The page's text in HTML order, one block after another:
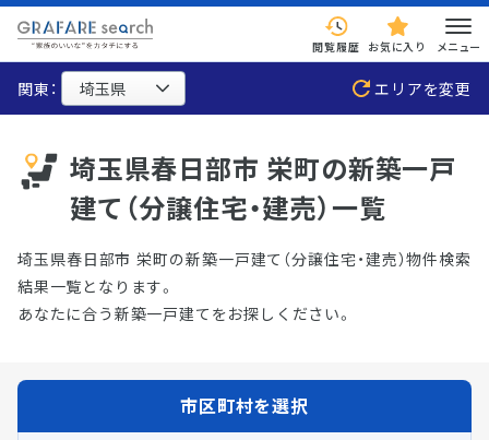
閲覧履歴 お気に入り メニュー
関東： エリアを変更
埼玉県春日部市 栄町の新築一戸
建て（分譲住宅・建売）一覧
埼玉県春日部市 栄町の新築一戸建て（分譲住宅・建売）物件検索
結果一覧となります。
あなたに合う新築一戸建てをお探しください。
市区町村を選択